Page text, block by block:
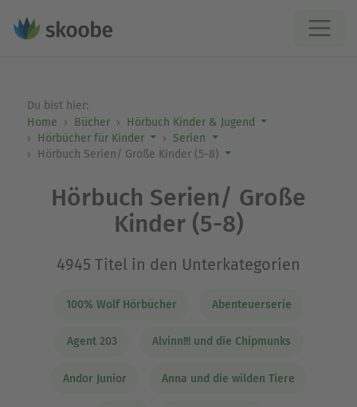
Du bist hier:
Home
Bücher
Hörbuch Kinder & Jugend
Hörbücher für Kinder
Serien
Hörbuch Serien/ Große Kinder (5-8)
Hörbuch Serien/ Große
Kinder (5-8)
4945 Titel in den Unterkategorien
100% Wolf Hörbücher Abenteuerserie
Agent 203 Alvinn!!! und die Chipmunks
Andor Junior Anna und die wilden Tiere